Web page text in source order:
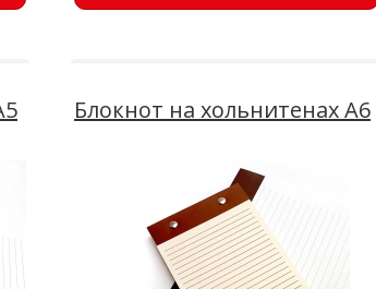
Блокнот на хольнитенах А6